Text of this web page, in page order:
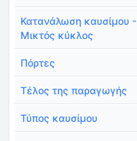
Κατανάλωση καυσίμου -
Μικτός κύκλος
Πόρτες
Τέλος της παραγωγής
Τύπος καυσίμου